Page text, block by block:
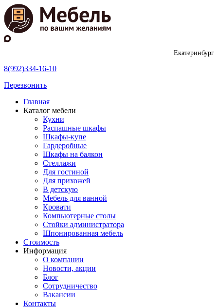
Екатеринбург
8(992)334-16-10
Перезвонить
Главная
Каталог мебели
Кухни
Распашные шкафы
Шкафы-купе
Гардеробные
Шкафы на балкон
Стеллажи
Для гостиной
Для прихожей
В детскую
Мебель для ванной
Кровати
Компьютерные столы
Стойки администратора
Шпонированная мебель
Стоимость
Информация
О компании
Новости, акции
Блог
Сотрудничество
Вакансии
Контакты